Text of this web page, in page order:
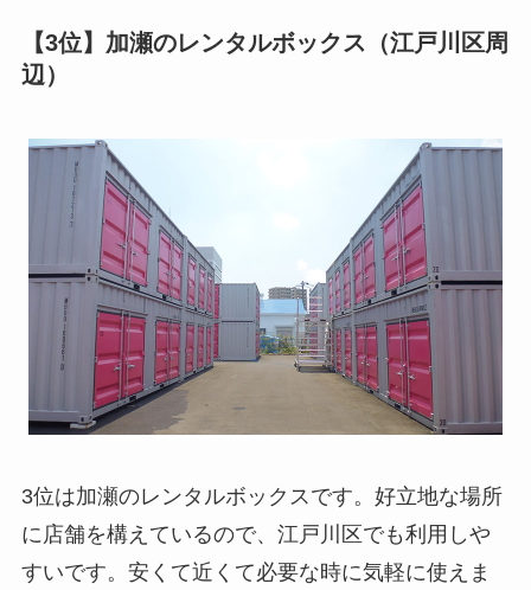
【3位】加瀬のレンタルボックス（江戸川区周
辺）
3位は加瀬のレンタルボックスです。好立地な場所
に店舗を構えているので、江戸川区でも利用しや
すいです。安くて近くて必要な時に気軽に使えま